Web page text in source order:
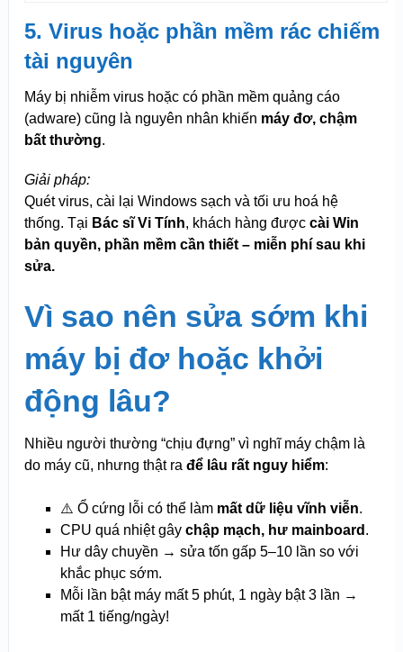
5. Virus hoặc phần mềm rác chiếm
tài nguyên
Máy bị nhiễm virus hoặc có phần mềm quảng cáo
(adware) cũng là nguyên nhân khiến máy đơ, chậm
bất thường.
Giải pháp:
Quét virus, cài lại Windows sạch và tối ưu hoá hệ
thống. Tại Bác sĩ Vi Tính, khách hàng được cài Win
bản quyền, phần mềm cần thiết – miễn phí sau khi
sửa.
Vì sao nên sửa sớm khi
máy bị đơ hoặc khởi
động lâu?
Nhiều người thường “chịu đựng” vì nghĩ máy chậm là
do máy cũ, nhưng thật ra để lâu rất nguy hiểm:
⚠️ Ổ cứng lỗi có thể làm mất dữ liệu vĩnh viễn.
CPU quá nhiệt gây chập mạch, hư mainboard .
Hư dây chuyền → sửa tốn gấp 5–10 lần so với
khắc phục sớm.
Mỗi lần bật máy mất 5 phút, 1 ngày bật 3 lần →
mất 1 tiếng/ngày!